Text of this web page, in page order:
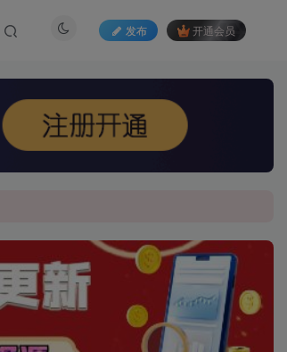
发布 开通会员